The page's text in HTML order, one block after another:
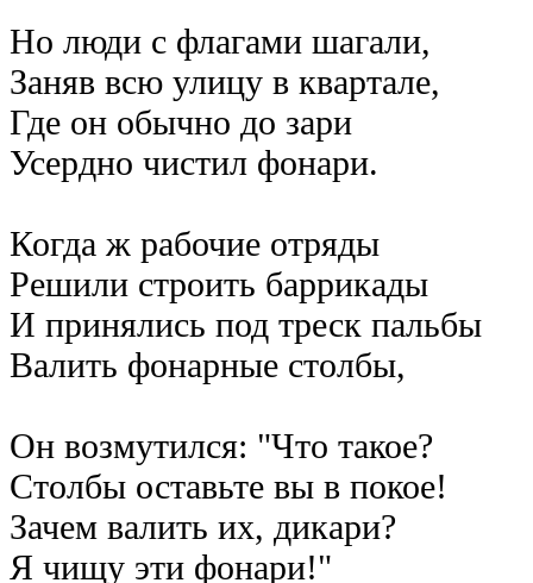
Но люди с флагами шагали,
Заняв всю улицу в квартале,
Где он обычно до зари
Усердно чистил фонари.
Когда ж рабочие отряды
Решили строить баррикады
И принялись под треск пальбы
Валить фонарные столбы,
Он возмутился: "Что такое?
Столбы оставьте вы в покое!
Зачем валить их, дикари?
Я чищу эти фонари!"